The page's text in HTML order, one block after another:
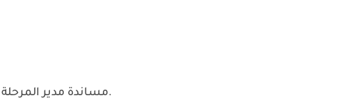
مساندة مدير المرحلة الثانوية في إدارة العمليات اليومية.